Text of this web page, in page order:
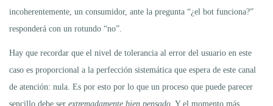
incoherentemente, un consumidor, ante la pregunta “¿el bot funciona?”
responderá con un rotundo “no”.
Hay que recordar que el nivel de tolerancia al error del usuario en este
caso es proporcional a la perfección sistemática que espera de este canal
de atención: nula. Es por esto por lo que un proceso que puede parecer
sencillo debe ser extremadamente bien pensado . Y el momento más